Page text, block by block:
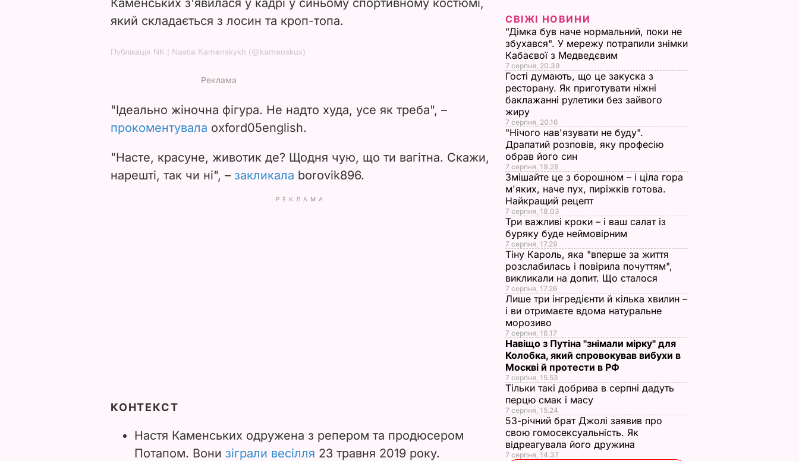
i
який складається з лосин та кроп-топа.
Публікація NK | Nastia Kamenskykh (@kamenskux)
"Ідеально жіночна фігура. Не надто худа, усе як треба", –
прокоментувала oxford05english.
"Насте, красуне, животик де? Щодня чую, що ти вагітна. Скажи,
нарешті, так чи ні", – закликала borovik896.
РЕКЛАМА
КОНТЕКСТ
Настя Каменських одружена з репером та продюсером
Потапом. Вони зіграли весілля 23 травня 2019 року.
СВІЖІ НОВИНИ
"Дімка був наче нормальний, поки не
збухався". У мережу потрапили знімки
Кабаєвої з Медведєвим
7 серпня, 20.39
Гості думають, що це закуска з
ресторану. Як приготувати ніжні
баклажанні рулетики без зайвого
жиру
7 серпня, 20.16
"Нічого нав'язувати не буду".
Драпатий розповів, яку професію
обрав його син
7 серпня, 19.28
Змішайте це з борошном – і ціла гора
м'яких, наче пух, пиріжків готова.
Найкращий рецепт
7 серпня, 18.03
Три важливі кроки – і ваш салат із
буряку буде неймовірним
7 серпня, 17.29
Тіну Кароль, яка "вперше за життя
розслабилась і повірила почуттям",
викликали на допит. Що сталося
7 серпня, 17.26
Лише три інгредієнти й кілька хвилин –
і ви отримаєте вдома натуральне
морозиво
7 серпня, 16.17
Навіщо з Путіна "знімали мірку" для
Колобка, який спровокував вибухи в
Москві й протести в РФ
7 серпня, 15.53
Тільки такі добрива в серпні дадуть
перцю смак і масу
7 серпня, 15.24
53-річний брат Джолі заявив про
свою гомосексуальність. Як
відреагувала його дружина
7 серпня, 14.37